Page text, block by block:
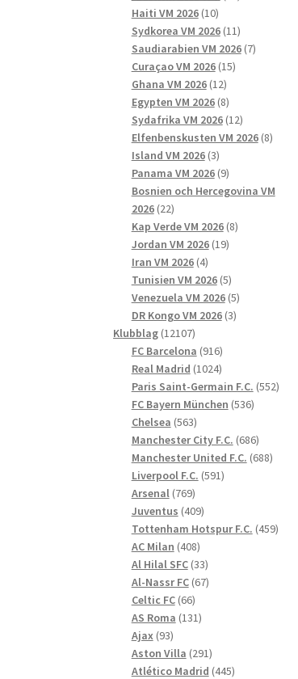
Haiti VM 2026 1010
produkter
Sydkorea VM 2026 1111
produkter
Saudiarabien VM 2026 77
Curaçao VM 2026 1515
Ghana VM 2026 1212
produkter
Egypten VM 2026 88
produkter
Sydafrika VM 2026 1212
produkter
Elfenbenskusten VM 2026 88
Island VM 2026 33
produkter
Panama VM 2026 99
produkter
Bosnien och Hercegovina VM
2026 2222
produkter
Kap Verde VM 2026 88
Jordan VM 2026 1919
Iran VM 2026 44
produkter
Tunisien VM 2026 55
produkter
Venezuela VM 2026 55
produkter
DR Kongo VM 2026 33
Klubblag 1210712107
produkter
FC Barcelona 916916
produkter
Real Madrid 10241024
produkter
Paris Saint-Germain F.C. 552552
FC Bayern München 536536
Chelsea 563563
produkter
Manchester City F.C. 686686
produkter
Manchester United F.C. 688688
Liverpool F.C. 591591
Arsenal 769769
produkter
Juventus 409409
produkter
Tottenham Hotspur F.C. 459459
AC Milan 408408
produkter
Al Hilal SFC 3333
produkter
Al-Nassr FC 6767
Celtic FC 6666
produkter
AS Roma 131131
Ajax 9393
produkter
Aston Villa 291291
produkter
Atlético Madrid 445445